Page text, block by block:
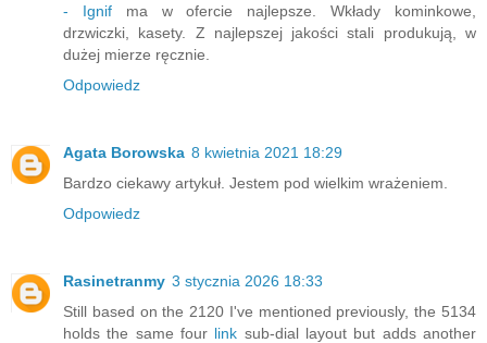
- Ignifma w ofercie najlepsze. Wkłady kominkowe,
drzwiczki, kasety. Z najlepszej jakości stali produkują, w
dużej mierze ręcznie.
Odpowiedz
Agata Borowska 8 kwietnia 2021 18:29
Bardzo ciekawy artykuł. Jestem pod wielkim wrażeniem.
Odpowiedz
Rasinetranmy 3 stycznia 2026 18:33
Still based on the 2120 I've mentioned previously, the 5134
holds the same four link sub-dial layout but adds another